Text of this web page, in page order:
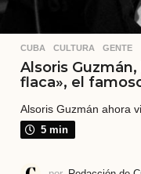
CUBA ,CULTURA ,GENTE
Alsoris
flaca», el
Alsoris Guzmán ahora
5 min